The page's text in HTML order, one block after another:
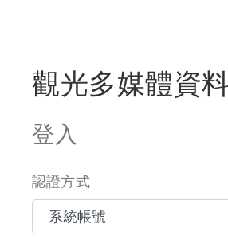
觀光多媒體資
登入
認證方式